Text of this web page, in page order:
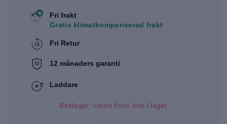
Fri frakt
Gratis klimatkompenserad frakt
Fri Retur
12 månaders garanti
Laddare
Beklagar, varan finns inte i lager